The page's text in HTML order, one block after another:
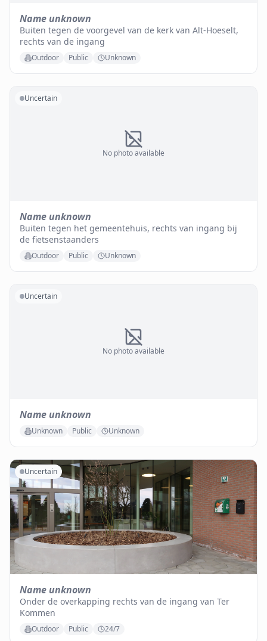
Name unknown
Buiten tegen de voorgevel van de kerk van Alt-Hoeselt,
rechts van de ingang
Outdoor Public Unknown
No photo available
Uncertain
Name unknown
Buiten tegen het gemeentehuis, rechts van ingang bij
de fietsenstaanders
Outdoor Public Unknown
No photo available
Uncertain
Name unknown
Unknown Public Unknown
Uncertain
Name unknown
Onder de overkapping rechts van de ingang van Ter
Kommen
Outdoor Public 24/7